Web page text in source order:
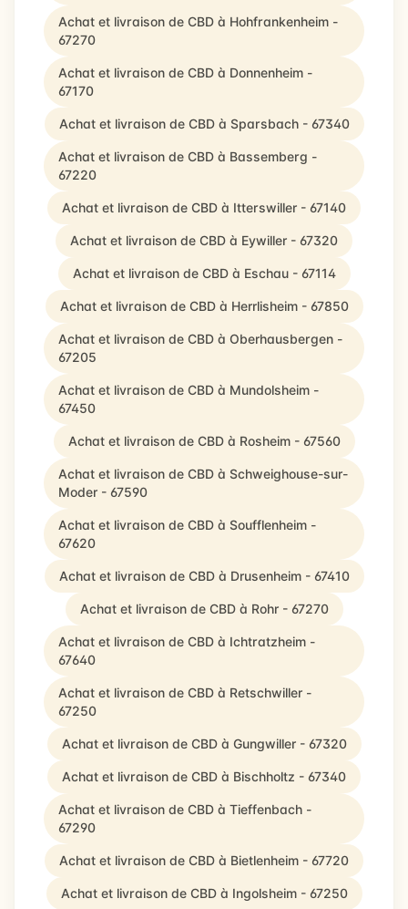
Achat et livraison de CBD à Hohfrankenheim -
67270
Achat et livraison de CBD à Donnenheim -
67170
Achat et livraison de CBD à Sparsbach - 67340
Achat et livraison de CBD à Bassemberg -
67220
Achat et livraison de CBD à Itterswiller - 67140
Achat et livraison de CBD à Eywiller - 67320
Achat et livraison de CBD à Eschau - 67114
Achat et livraison de CBD à Herrlisheim - 67850
Achat et livraison de CBD à Oberhausbergen -
67205
Achat et livraison de CBD à Mundolsheim -
67450
Achat et livraison de CBD à Rosheim - 67560
Achat et livraison de CBD à Schweighouse-sur-
Moder - 67590
Achat et livraison de CBD à Soufflenheim -
67620
Achat et livraison de CBD à Drusenheim - 67410
Achat et livraison de CBD à Rohr - 67270
Achat et livraison de CBD à Ichtratzheim -
67640
Achat et livraison de CBD à Retschwiller -
67250
Achat et livraison de CBD à Gungwiller - 67320
Achat et livraison de CBD à Bischholtz - 67340
Achat et livraison de CBD à Tieffenbach -
67290
Achat et livraison de CBD à Bietlenheim - 67720
Achat et livraison de CBD à Ingolsheim - 67250